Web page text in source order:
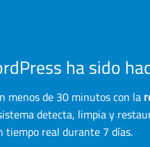
ha sido
menos de 30 minutos con la
detecta, limpia y
tiempo real durante 7 días.